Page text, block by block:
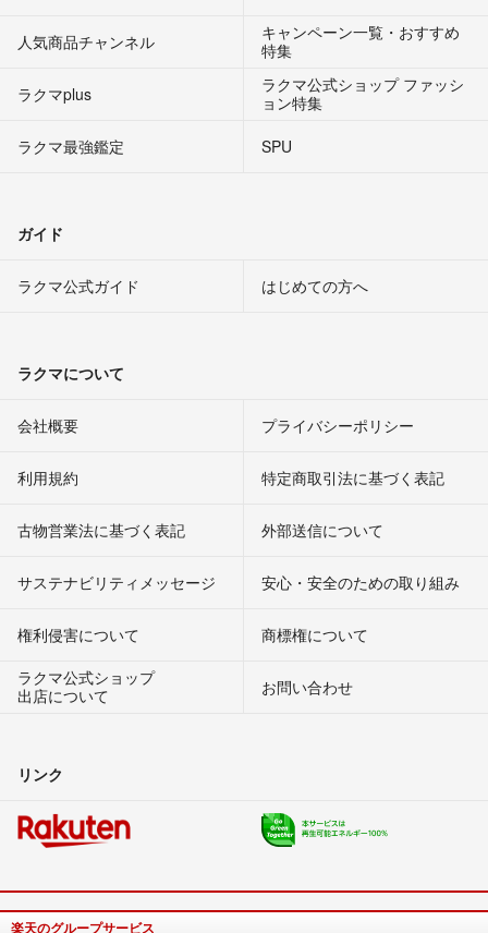
人気商品チャンネル
キャンペーン一覧・おすすめ
特集
ラクマplus
ラクマ公式ショップ ファッシ
ョン特集
ラクマ最強鑑定
SPU
ガイド
ラクマ公式ガイド はじめての方へ
ラクマについて
会社概要 プライバシーポリシー
利用規約 特定商取引法に基づく表記
古物営業法に基づく表記 外部送信について
サステナビリティメッセージ 安心・安全のための取り組み
権利侵害について
商標権について
ラクマ公式ショップ
出店について
お問い合わせ
リンク
楽天のグループサービス